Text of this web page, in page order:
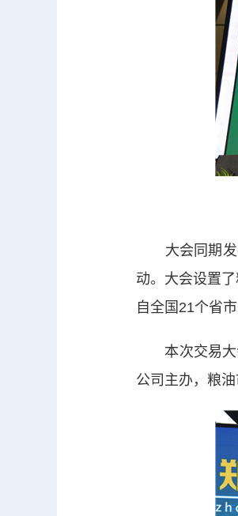
大会同期发布
动。大会设置
自全国21个省
本次交易大会
公司主办，粮